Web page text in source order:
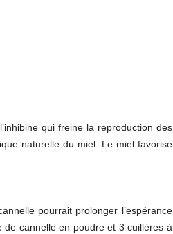
qui freine la reproduction des
naturelle du miel. Le miel favorise
pourrait prolonger l’espérance
cannelle en poudre et 3 cuillères à